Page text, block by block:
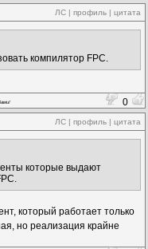
ЛС | профиль | цитата
компилятор FPC.
0
ЛС | профиль | цитата
которые выдают
который работает только
но реализация крайне